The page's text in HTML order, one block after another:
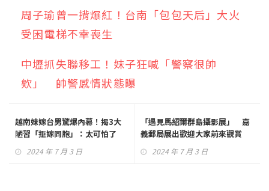
周子瑜曾一揹爆紅！台南「包包天后」大火
受困電梯不幸喪生
中壢抓失聯移工！妹子狂喊「警察很帥
欸」 帥警感情狀態曝
越南妹嫁台男驚爆內幕！揭3大
陋習「拒嫁同胞」：太可怕了
2024 年 7 月 3 日
「遇見馬紹爾群島攝影展」 嘉
義郵局展出歡迎大家前來觀賞
2024 年 7 月 3 日